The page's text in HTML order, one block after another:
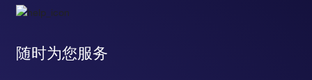
随时为您服务